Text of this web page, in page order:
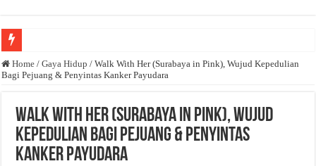
Anda butuh promosi usaha? Kontak ke Email redaksi@bisnisnasional.com
Dibutuhkan Marketing. Lamaran di-email ke redaksi@bisnisnasional.com
Home / Gaya Hidup / Walk With Her (Surabaya in Pink), Wujud Kepedulian
Bagi Pejuang & Penyintas Kanker Payudara
Walk With Her (Surabaya in Pink), Wujud
Kepedulian Bagi Pejuang & Penyintas
Kanker Payudara